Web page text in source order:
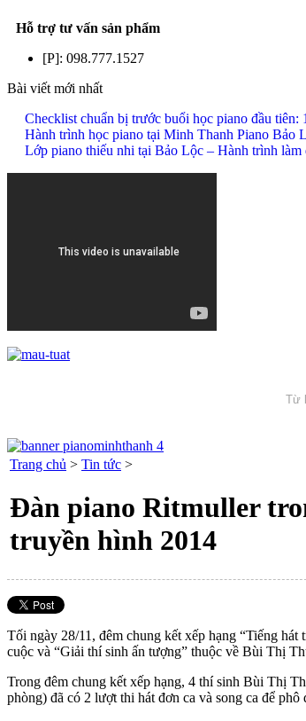
Hỗ trợ tư vấn sản phẩm
[P]: 098.777.1527
Bài viết mới nhất
Checklist chuẩn bị trước buổi học piano đầu tiên:
Hành trình học piano tại Minh Thanh Piano Bảo
Lớp piano thiếu nhi tại Bảo Lộc – Hành trình
Trang chủ > Tin tức >
Đàn piano Ritmuller
truyền hình 2014
Tối ngày 28/11, đêm chung kết xếp hạng “Tiếng
cuộc và “Giải thí sinh ấn tượng” thuộc về Bùi Thị
Trong đêm chung kết xếp hạng, 4 thí sinh Bùi Thị
phòng) đã có 2 lượt thi hát đơn ca và song ca để